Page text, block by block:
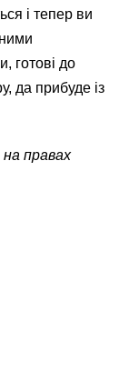
і тепер ви
готові до
да прибуде із
правах